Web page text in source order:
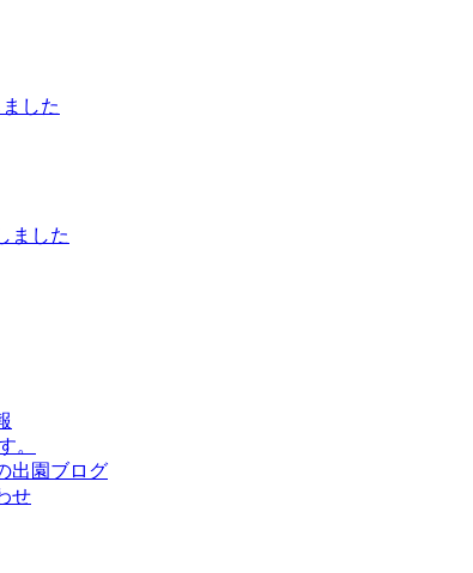
した
ました